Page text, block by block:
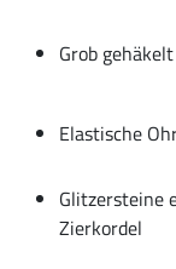
Grob gehäkelt
Elastische
Glitzersteine
Zierkordel